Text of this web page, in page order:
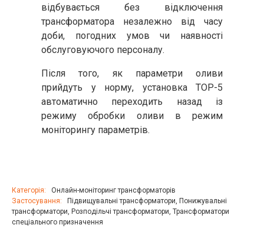
відбувається без відключення
трансформатора незалежно від часу
доби, погодних умов чи наявності
обслуговуючого персоналу.
Після того, як параметри оливи
прийдуть у норму, установка ТОР-5
автоматично переходить назад із
режиму обробки оливи в режим
моніторингу параметрів.
Категорія:
Онлайн-моніторинг трансформаторів
Застосування:
Підвищувальні трансформатори, Понижувальні
трансформатори, Розподільчі трансформатори, Трансформатори
спеціального призначення